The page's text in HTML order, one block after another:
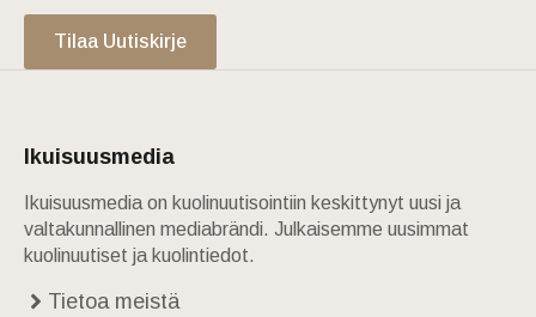
Tilaa Uutiskirje
Ikuisuusmedia
Ikuisuusmedia on kuolinuutisointiin keskittynyt uusi ja
valtakunnallinen mediabrändi. Julkaisemme uusimmat
kuolinuutiset ja kuolintiedot.
Tietoa meistä